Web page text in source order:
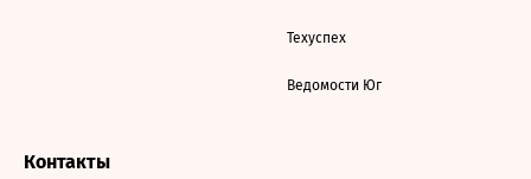
Техуспех
Ведомости Юг
Контакты